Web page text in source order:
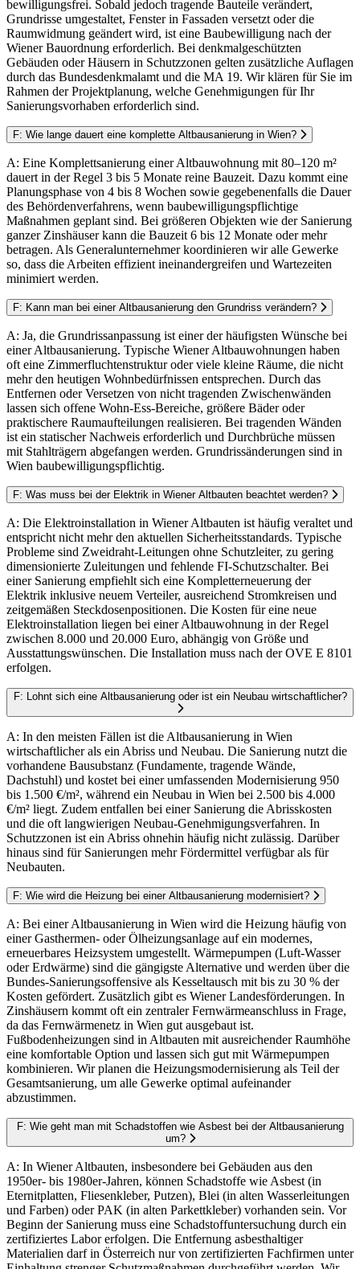
bewilligungsfrei. Sobald jedoch tragende Bauteile verändert,
Grundrisse umgestaltet, Fenster in Fassaden versetzt oder die
Raumwidmung geändert wird, ist eine Baubewilligung nach der
Wiener Bauordnung erforderlich. Bei denkmalgeschützten
Gebäuden oder Häusern in Schutzzonen gelten zusätzliche Auflagen
durch das Bundesdenkmalamt und die MA 19. Wir klären für Sie im
Rahmen der Projektplanung, welche Genehmigungen für Ihr
Sanierungsvorhaben erforderlich sind.
F: Wie lange dauert eine komplette Altbausanierung in Wien?
A: Eine Komplettsanierung einer Altbauwohnung mit 80–120 m²
dauert in der Regel 3 bis 5 Monate reine Bauzeit. Dazu kommt eine
Planungsphase von 4 bis 8 Wochen sowie gegebenenfalls die Dauer
des Behördenverfahrens, wenn baubewilligungspflichtige
Maßnahmen geplant sind. Bei größeren Objekten wie der Sanierung
ganzer Zinshäuser kann die Bauzeit 6 bis 12 Monate oder mehr
betragen. Als Generalunternehmer koordinieren wir alle Gewerke
so, dass die Arbeiten effizient ineinandergreifen und Wartezeiten
minimiert werden.
F: Kann man bei einer Altbausanierung den Grundriss verändern?
A: Ja, die Grundrissanpassung ist einer der häufigsten Wünsche bei
einer Altbausanierung. Typische Wiener Altbauwohnungen haben
oft eine Zimmerfluchtenstruktur oder viele kleine Räume, die nicht
mehr den heutigen Wohnbedürfnissen entsprechen. Durch das
Entfernen oder Versetzen von nicht tragenden Zwischenwänden
lassen sich offene Wohn-Ess-Bereiche, größere Bäder oder
praktischere Raumaufteilungen realisieren. Bei tragenden Wänden
ist ein statischer Nachweis erforderlich und Durchbrüche müssen
mit Stahlträgern abgefangen werden. Grundrissänderungen sind in
Wien baubewilligungspflichtig.
F: Was muss bei der Elektrik in Wiener Altbauten beachtet werden?
A: Die Elektroinstallation in Wiener Altbauten ist häufig veraltet und
entspricht nicht mehr den aktuellen Sicherheitsstandards. Typische
Probleme sind Zweidraht-Leitungen ohne Schutzleiter, zu gering
dimensionierte Zuleitungen und fehlende FI-Schutzschalter. Bei
einer Sanierung empfiehlt sich eine Kompletterneuerung der
Elektrik inklusive neuem Verteiler, ausreichend Stromkreisen und
zeitgemäßen Steckdosenpositionen. Die Kosten für eine neue
Elektroinstallation liegen bei einer Altbauwohnung in der Regel
zwischen 8.000 und 20.000 Euro, abhängig von Größe und
Ausstattungswünschen. Die Installation muss nach der OVE E 8101
erfolgen.
F: Lohnt sich eine Altbausanierung oder ist ein Neubau wirtschaftlicher?
A: In den meisten Fällen ist die Altbausanierung in Wien
wirtschaftlicher als ein Abriss und Neubau. Die Sanierung nutzt die
vorhandene Bausubstanz (Fundamente, tragende Wände,
Dachstuhl) und kostet bei einer umfassenden Modernisierung 950
bis 1.500 €/m², während ein Neubau in Wien bei 2.500 bis 4.000
€/m² liegt. Zudem entfallen bei einer Sanierung die Abrisskosten
und die oft langwierigen Neubau-Genehmigungsverfahren. In
Schutzzonen ist ein Abriss ohnehin häufig nicht zulässig. Darüber
hinaus sind für Sanierungen mehr Fördermittel verfügbar als für
Neubauten.
F: Wie wird die Heizung bei einer Altbausanierung modernisiert?
A: Bei einer Altbausanierung in Wien wird die Heizung häufig von
einer Gasthermen- oder Ölheizungsanlage auf ein modernes,
erneuerbares Heizsystem umgestellt. Wärmepumpen (Luft-Wasser
oder Erdwärme) sind die gängigste Alternative und werden über die
Bundes-Sanierungsoffensive als Kesseltausch mit bis zu 30 % der
Kosten gefördert. Zusätzlich gibt es Wiener Landesförderungen. In
Zinshäusern kommt oft ein zentraler Fernwärmeanschluss in Frage,
da das Fernwärmenetz in Wien gut ausgebaut ist.
Fußbodenheizungen sind in Altbauten mit ausreichender Raumhöhe
eine komfortable Option und lassen sich gut mit Wärmepumpen
kombinieren. Wir planen die Heizungsmodernisierung als Teil der
Gesamtsanierung, um alle Gewerke optimal aufeinander
abzustimmen.
F: Wie geht man mit Schadstoffen wie Asbest bei der Altbausanierung
um?
A: In Wiener Altbauten, insbesondere bei Gebäuden aus den
1950er- bis 1980er-Jahren, können Schadstoffe wie Asbest (in
Eternitplatten, Fliesenkleber, Putzen), Blei (in alten Wasserleitungen
und Farben) oder PAK (in alten Parkettkleber) vorhanden sein. Vor
Beginn der Sanierung muss eine Schadstoffuntersuchung durch ein
zertifiziertes Labor erfolgen. Die Entfernung asbesthaltiger
Materialien darf in Österreich nur von zertifizierten Fachfirmen unter